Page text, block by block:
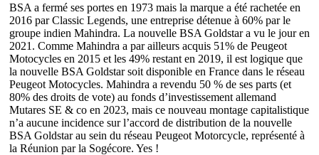
BSA a fermé ses portes en 1973 mais la marque a été rachetée en
2016 par Classic Legends, une entreprise détenue à 60% par le
groupe indien Mahindra. La nouvelle BSA Goldstar a vu le jour en
2021. Comme Mahindra a par ailleurs acquis 51% de Peugeot
Motocycles en 2015 et les 49% restant en 2019, il est logique que
la nouvelle BSA Goldstar soit disponible en France dans le réseau
Peugeot Motocycles. Mahindra a revendu 50 % de ses parts (et
80% des droits de vote) au fonds d’investissement allemand
Mutares SE & co en 2023, mais ce nouveau montage capitalistique
n’a aucune incidence sur l’accord de distribution de la nouvelle
BSA Goldstar au sein du réseau Peugeot Motorcycle, représenté à
la Réunion par la Sogécore. Yes !